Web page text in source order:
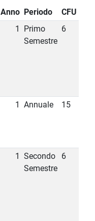
Anno Periodo CFU
1
Primo
Semestre
6
1 Annuale 15
1
Secondo
Semestre
6